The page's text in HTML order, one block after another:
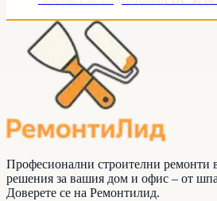
Професионални строителни ремонти
решения за вашия дом и офис – от
Доверете се на Ремонтилид.